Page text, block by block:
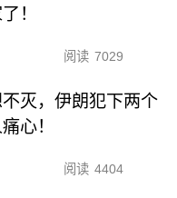
！
阅读 7029
灭，伊朗犯下两个
心！
阅读 4404